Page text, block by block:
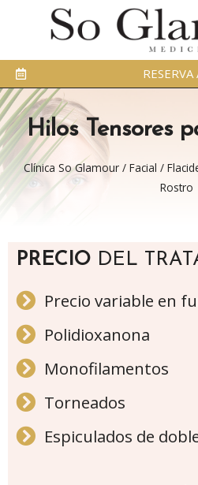
Hilos Tensores
Clínica So Glamour/ Facial /
Rostro
PRECIO DEL
Precio variable en
Polidioxanona
Monofilamentos
Torneados
Espiculados de